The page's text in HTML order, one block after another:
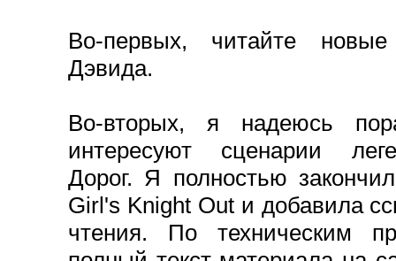
Во-первых, читайте
Дэвида.
Во-вторых, я надеюсь
интересуют сценарии
Дорог. Я полностью
Girl's Knight Out и добавила
чтения. По техническим